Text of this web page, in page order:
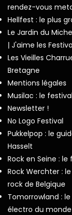
rendez-vous
Hellfest : le plus
Le Jardin du
| J'aime les
Les Vieilles
Bretagne
Mentions légales
Musilac : le
Newsletter !
No Logo Festival
Pukkelpop : le
Hasselt
Rock en Seine :
Rock Werchter :
rock de Belgique
Tomorrowland :
électro du monde